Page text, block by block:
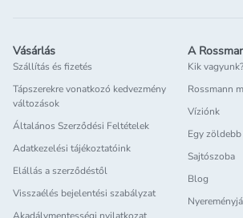
Vásárlás
Szállítás és fizetés
Tápszerekre vonatkozó kedvezmény
változások
Általános Szerződési Feltételek
Adatkezelési tájékoztatóink
Elállás a szerződéstől
Visszaélés bejelentési szabályzat
A
Kik vagyunk?
Rossmann
Víziónk
Egy
Sajtószoba
Blog